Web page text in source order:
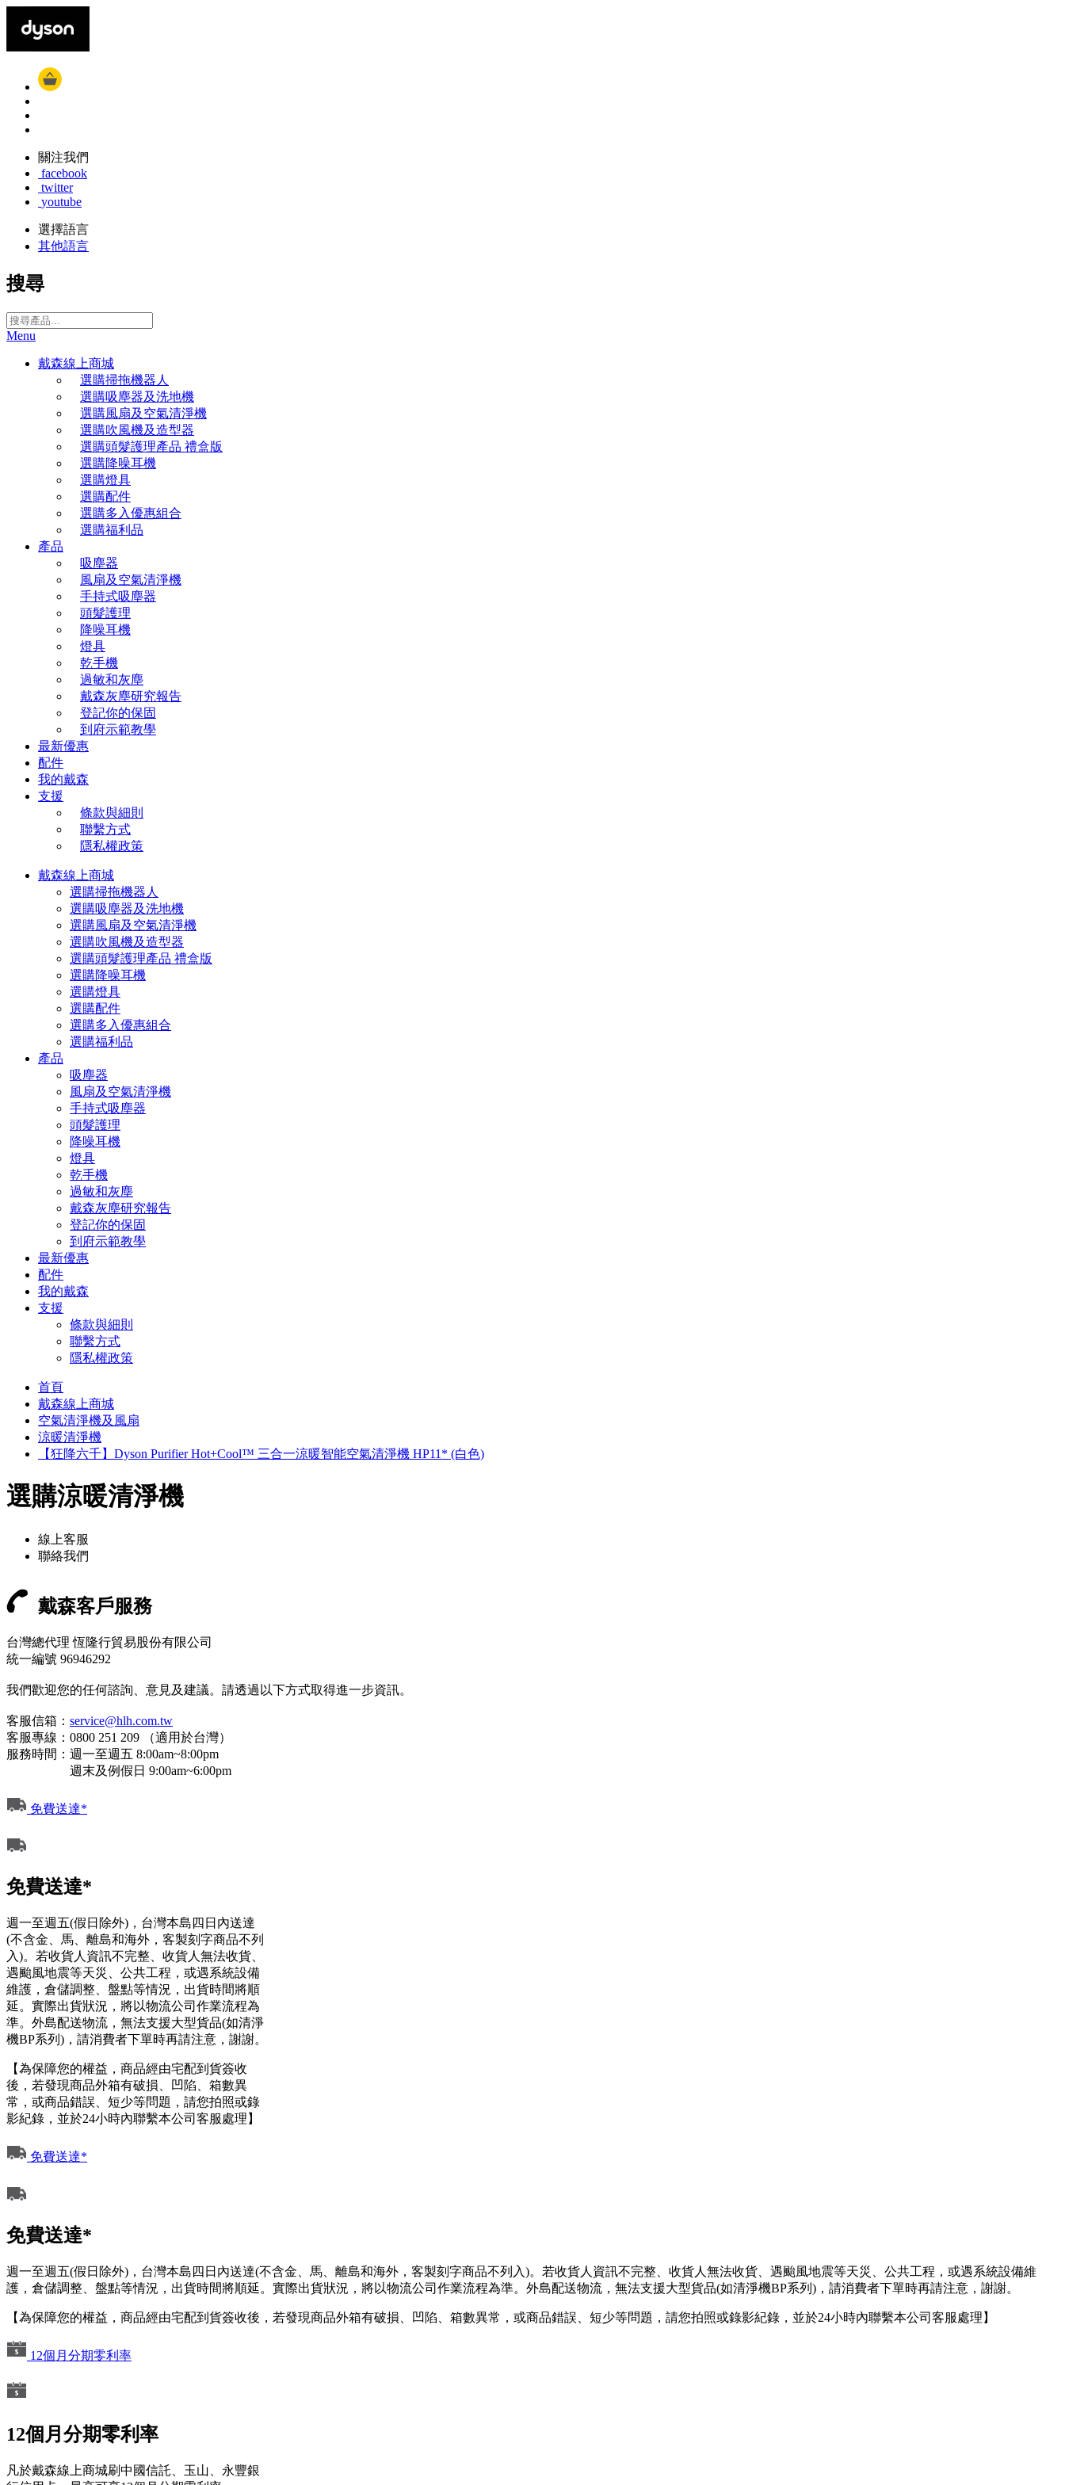
關注我們
facebook
twitter
youtube
選擇語言
其他語言
搜尋
Menu
戴森線上商城
選購掃拖機器人
選購吸塵器及洗地機
選購風扇及空氣清淨機
選購吹風機及造型器
選購頭髮護理產品 禮盒版
選購降噪耳機
選購燈具
選購配件
選購多入優惠組合
選購福利品
產品
吸塵器
風扇及空氣清淨機
手持式吸塵器
頭髮護理
降噪耳機
燈具
乾手機
過敏和灰塵
戴森灰塵研究報告
登記你的保固
到府示範教學
最新優惠
配件
我的戴森
支援
條款與細則
聯繫方式
隱私權政策
戴森線上商城
選購掃拖機器人
選購吸塵器及洗地機
選購風扇及空氣清淨機
選購吹風機及造型器
選購頭髮護理產品 禮盒版
選購降噪耳機
選購燈具
選購配件
選購多入優惠組合
選購福利品
產品
吸塵器
風扇及空氣清淨機
手持式吸塵器
頭髮護理
降噪耳機
燈具
乾手機
過敏和灰塵
戴森灰塵研究報告
登記你的保固
到府示範教學
最新優惠
配件
我的戴森
支援
條款與細則
聯繫方式
隱私權政策
首頁
戴森線上商城
空氣清淨機及風扇
涼暖清淨機
【狂降六千】Dyson Purifier Hot+Cool™ 三合一涼暖智能空氣清淨機 HP11* (白色)
選購涼暖清淨機
線上客服
聯絡我們
戴森客戶服務
台灣總代理 恆隆行貿易股份有限公司
統一編號 96946292
我們歡迎您的任何諮詢、意見及建議。請透過以下方式取得進一步資訊。
客服信箱： service@hlh.com.tw
客服專線：0800 251 209 （適用於台灣）
服務時間：週一至週五 8:00am~8:00pm
週末及例假日 9:00am~6:00pm
免費送達*
免費送達*
週一至週五(假日除外)，台灣本島四日內送達
(不含金、馬、離島和海外，客製刻字商品不列
入)。若收貨人資訊不完整、收貨人無法收貨、
遇颱風地震等天災、公共工程，或遇系統設備
維護，倉儲調整、盤點等情況，出貨時間將順
延。實際出貨狀況，將以物流公司作業流程為
準。外島配送物流，無法支援大型貨品(如清淨
機BP系列)，請消費者下單時再請注意，謝謝。
【為保障您的權益，商品經由宅配到貨簽收
後，若發現商品外箱有破損、凹陷、箱數異
常，或商品錯誤、短少等問題，請您拍照或錄
影紀錄，並於24小時內聯繫本公司客服處理】
免費送達*
免費送達*
週一至週五(假日除外)，台灣本島四日內送達(不含金、馬、離島和海外，客製刻字商品不列入)。若收貨人資訊不完整、收貨人無法收貨、遇颱風地震等天災、公共工程，或遇系統設備維
護，倉儲調整、盤點等情況，出貨時間將順延。實際出貨狀況，將以物流公司作業流程為準。外島配送物流，無法支援大型貨品(如清淨機BP系列)，請消費者下單時再請注意，謝謝。
【為保障您的權益，商品經由宅配到貨簽收後，若發現商品外箱有破損、凹陷、箱數異常，或商品錯誤、短少等問題，請您拍照或錄影紀錄，並於24小時內聯繫本公司客服處理】
12個月分期零利率
12個月分期零利率
凡於戴森線上商城刷中國信託、玉山、永豐銀